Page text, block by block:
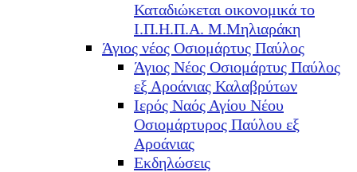
Καταδιώκεται οικονομικά το
Ι.Π.Η.Π.Α. Μ.Μηλιαράκη
Άγιος νέος Οσιομάρτυς Παύλος
Άγιος Νέος Οσιομάρτυς Παύλος
εξ Αροάνιας Καλαβρύτων
Ιερός Ναός Αγίου Νέου
Οσιομάρτυρος Παύλου εξ
Αροάνιας
Εκδηλώσεις